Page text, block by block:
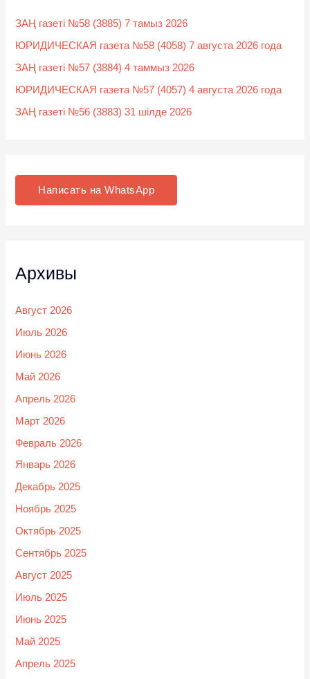
ЗАҢ газеті №58 (3885) 7 тамыз 2026
ЮРИДИЧЕСКАЯ газета №58 (4058) 7 августа 2026 года
ЗАҢ газеті №57 (3884) 4 таммыз 2026
ЮРИДИЧЕСКАЯ газета №57 (4057) 4 августа 2026 года
ЗАҢ газеті №56 (3883) 31 шілде 2026
Написать на WhatsApp
Архивы
Август 2026
Июль 2026
Июнь 2026
Май 2026
Апрель 2026
Март 2026
Февраль 2026
Январь 2026
Декабрь 2025
Ноябрь 2025
Октябрь 2025
Сентябрь 2025
Август 2025
Июль 2025
Июнь 2025
Май 2025
Апрель 2025